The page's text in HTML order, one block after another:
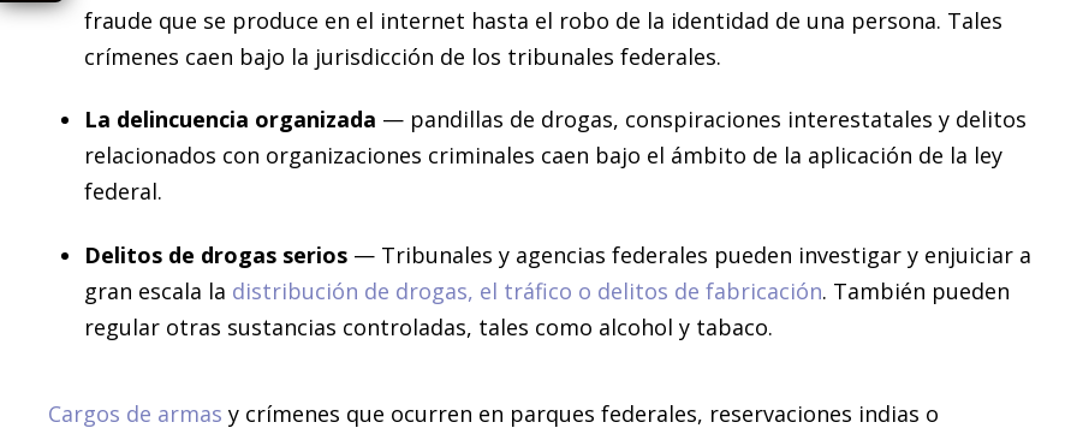
fraude que se produce en el internet hasta el robo de la identidad de una persona. Tales
crímenes caen bajo la jurisdicción de los tribunales federales.
La delincuencia organizada — pandillas de drogas, conspiraciones interestatales y delitos
relacionados con organizaciones criminales caen bajo el ámbito de la aplicación de la ley
federal.
Delitos de drogas serios — Tribunales y agencias federales pueden investigar y enjuiciar a
gran escala la distribución de drogas, el tráfico o delitos de fabricación. También pueden
regular otras sustancias controladas, tales como alcohol y tabaco.
Cargos de armas y crímenes que ocurren en parques federales, reservaciones indias o